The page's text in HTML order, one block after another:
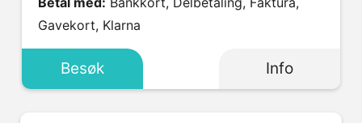
Gavekort, Klarna
Besøk Info